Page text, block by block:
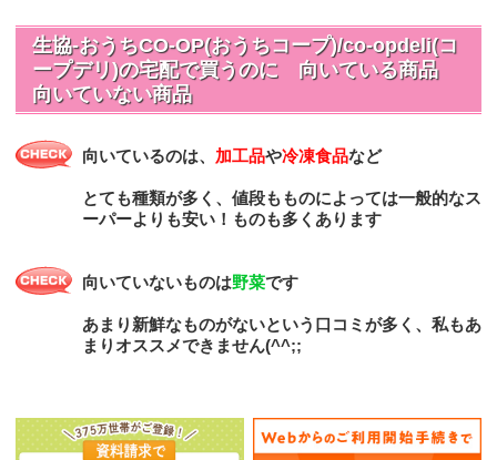
生協-おうちCO-OP(おうちコープ)/co-opdeli(コ
ープデリ)の宅配で買うのに 向いている商品
向いていない商品
向いているのは、 加工品や冷凍食品など
とても種類が多く、値段もものによっては一般的なス
ーパーよりも安い！ものも多くあります
向いていないものは野菜です
あまり新鮮なものがないという口コミが多く、私もあ
まりオススメできません(^^;;